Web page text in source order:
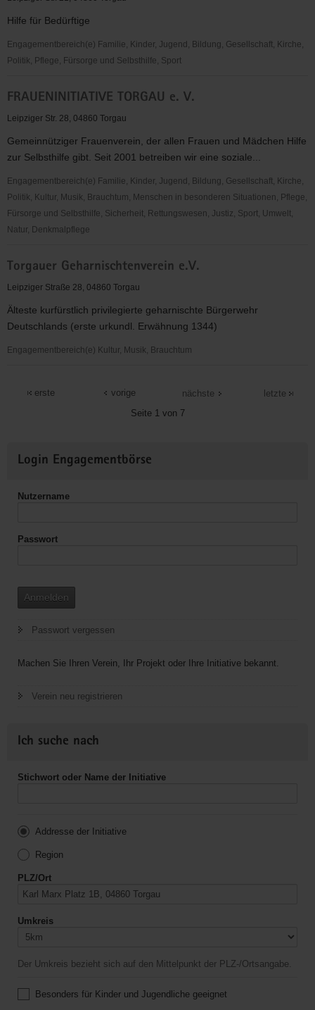
Hilfe für Bedürftige
Engagementbereich(e) Familie, Kinder, Jugend, Bildung, Gesellschaft, Kirche,
Politik, Pflege, Fürsorge und Selbsthilfe, Sport
e.V.
FRAUENINITIATIVE TORGAU e. V.
Leipziger Str. 28, 04860 Torgau
Gemeinnütziger Frauenverein, der allen Frauen und Mädchen Hilfe
zur Selbsthilfe gibt. Seit 2001 betreiben wir eine soziale...
Engagementbereich(e) Familie, Kinder, Jugend, Bildung, Gesellschaft, Kirche,
Politik, Kultur, Musik, Brauchtum, Menschen in besonderen Situationen, Pflege,
Fürsorge und Selbsthilfe, Sicherheit, Rettungswesen, Justiz, Sport, Umwelt,
Natur, Denkmalpflege
TORGAU
e.
Torgauer Geharnischtenverein e.V.
Leipziger Straße 28, 04860 Torgau
Älteste kurfürstlich privilegierte geharnischte Bürgerwehr
Deutschlands (erste urkundl. Erwähnung 1344)
Engagementbereich(e) Kultur, Musik, Brauchtum
Geharnischtenverein
erste
vorige
Seite 1 von 7
nächste letzte
Informationen
Login Engagementbörse
Nutzername
Passwort
Anmelden
Passwort vergessen
Machen Sie Ihren Verein, Ihr Projekt oder Ihre Initiative bekannt.
Verein neu registrieren
Ich suche nach
Stichwort oder Name der Initiative
Addresse der Initiative
Region
PLZ/Ort
Umkreis
Der Umkreis bezieht sich auf den Mittelpunkt der PLZ-/Ortsangabe.
Besonders für Kinder und Jugendliche geeignet